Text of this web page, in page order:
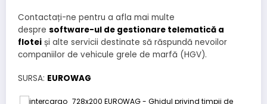
Contactați-ne pentru a afla mai multe
despre software-ul de gestionare telematică a
flotei și alte servicii destinate să răspundă nevoilor
companiilor de vehicule grele de marfă (HGV).
SURSA: EUROWAG